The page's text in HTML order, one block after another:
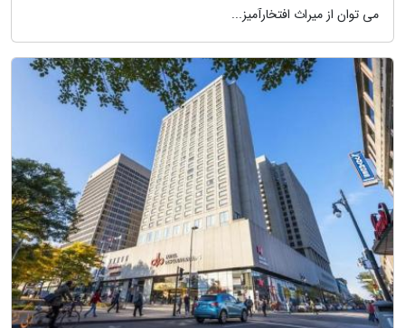
می توان از میراث افتخارآمیز...